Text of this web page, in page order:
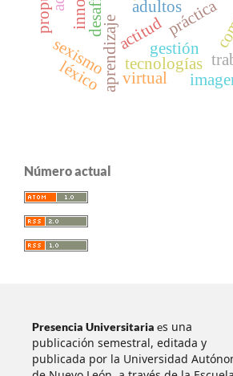
actitud
adultos
aprendizaje tecnologías
práctica
gestión
virtual
sexismo
léxico
Número actual
Presencia Universitaria es una
publicación semestral, editada y
publicada por la Universidad